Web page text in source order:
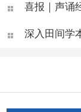
喜报｜声诵经典 文润芳
深入田间学本领 劳动实